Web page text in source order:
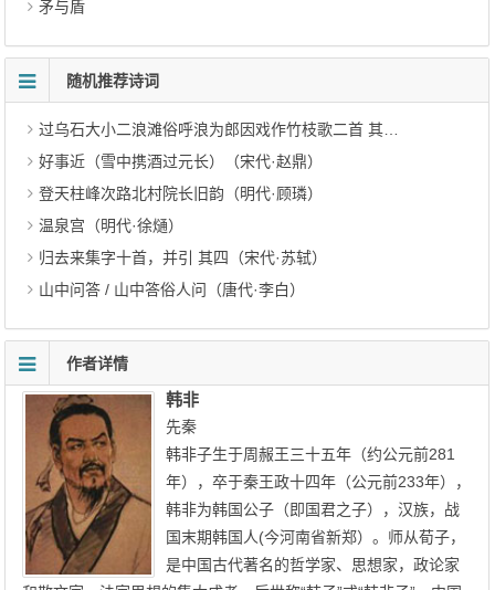
矛与盾
随机推荐诗词
过乌石大小二浪滩俗呼浪为郎因戏作竹枝歌二首 其二（宋代·杨万里）
好事近（雪中携酒过元长）（宋代·赵鼎）
登天柱峰次路北村院长旧韵（明代·顾璘）
温泉宫（明代·徐熥）
归去来集字十首，并引 其四（宋代·苏轼）
山中问答 / 山中答俗人问（唐代·李白）
作者详情
韩非
先秦
韩非子生于周赧王三十五年（约公元前281
年），卒于秦王政十四年（公元前233年），
韩非为韩国公子（即国君之子），汉族，战
国末期韩国人(今河南省新郑）。师从荀子，
是中国古代著名的哲学家、思想家，政论家